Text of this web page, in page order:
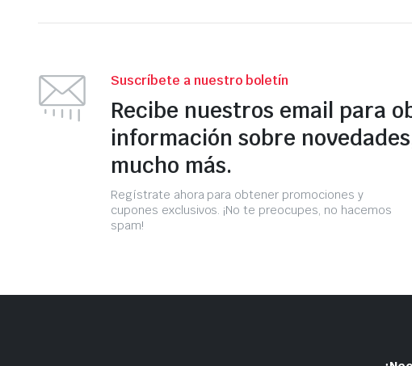
Suscríbete a nuestro boletín
Recibe nuestros email para
información sobre
mucho más.
Regístrate ahora para obtener promociones y
cupones exclusivos. ¡No te preocupes, no hacemos
spam!